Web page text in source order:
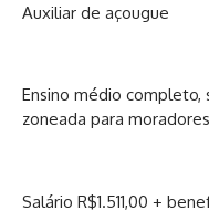
Auxiliar de açougue
Ensino médio completo,
zoneada para
Salário R$1.511,00 +